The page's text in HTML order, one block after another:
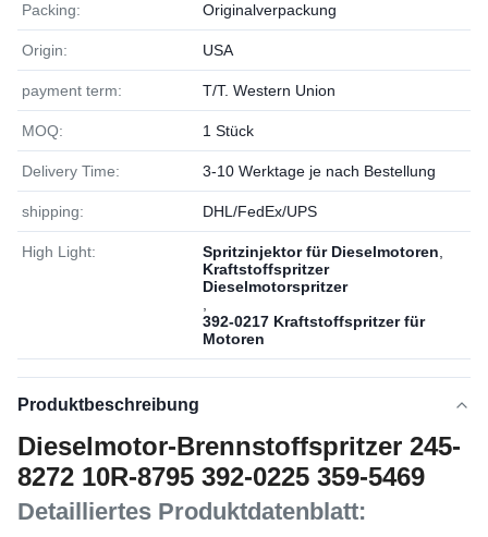
Packing: Originalverpackung
Origin: USA
payment term: T/T. Western Union
MOQ: 1 Stück
Delivery Time: 3-10 Werktage je nach Bestellung
shipping: DHL/FedEx/UPS
High Light: Spritzinjektor für Dieselmotoren
Kraftstoffspritzer
Dieselmotorspritzer
392-0217 Kraftstoffspritzer für
Motoren
Produktbeschreibung
Dieselmotor-Brennstoffspritzer 245-
8272 10R-8795 392-0225 359-5469
Detailliertes Produktdatenblatt: